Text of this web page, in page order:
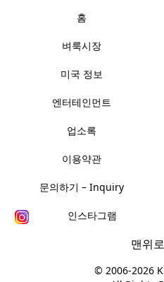
홈
벼룩시장
미국 정보
엔터테인먼트
업소록
이용약관
문의하기 – Inquiry
인스타그램
맨위로
© 2006-2026